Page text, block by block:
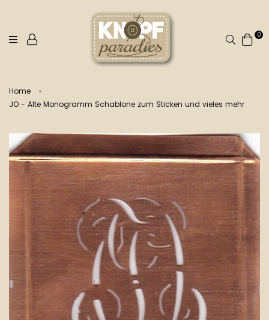
Suchen
0
Home
›
JO - Alte Monogramm Schablone zum Sticken und vieles mehr